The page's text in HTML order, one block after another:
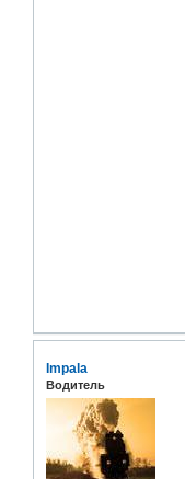
Impala
Водитель